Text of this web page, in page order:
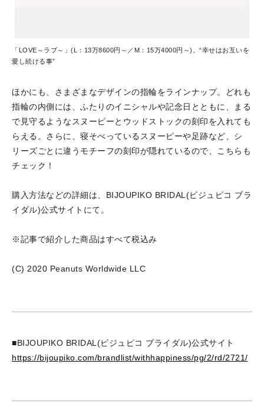
「LOVE～ラブ～」(L：13万8600円～／M：15万4000円～)。“幸せはお互いを
愛し続ける事”
ほかにも、さまざまなデザインの指輪をラインナップ。どれも
指輪の内側には、ふたりのイニシャルや記念日とともに、まる
で見守るようなスヌーピーとウッドストックの刻印を入れても
らえる。さらに、寝そべっているスヌーピーや足跡など、シ
リーズごとに違うモチーフの刻印が隠れているので、こちらも
チェック！
購入方法などの詳細は、BIJOUPIKO BRIDAL(ビジュピコ ブラ
イダル)公式サイトにて。
※記事で紹介した商品はすべて税込み
(C) 2020 Peanuts Worldwide LLC
■BIJOUPIKO BRIDAL(ビジュピコ ブライダル)公式サイト
https://bijoupiko.com/brandlist/withhappiness/pg/2/rd/2721/